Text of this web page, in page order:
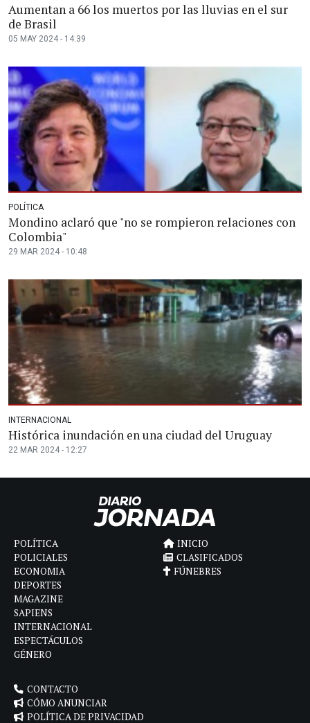
Aumentan a 66 los muertos por las lluvias en el sur
de Brasil
05 MAY 2024 - 14:39
POLÍTICA
Mondino aclaró que "no se rompieron relaciones con
Colombia"
29 MAR 2024 - 10:48
INTERNACIONAL
Histórica inundación en una ciudad del Uruguay
22 MAR 2024 - 12:27
POLÍTICA
POLICIALES
ECONOMIA
DEPORTES
MAGAZINE
SAPIENS
INTERNACIONAL
ESPECTÁCULOS
GÉNERO
INICIO
CLASIFICADOS
FÚNEBRES
CONTACTO
CÓMO ANUNCIAR
POLÍTICA DE PRIVACIDAD